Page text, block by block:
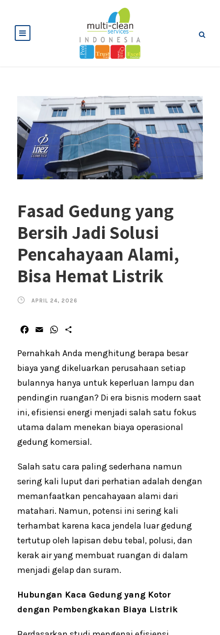
Fasad Gedung yang
Bersih Jadi Solusi
Pencahayaan Alami,
Bisa Hemat Listrik
APRIL 24, 2026
c
b
o
o
a
l
W
s
A
p
a
e
Pernahkah Anda menghitung berapa besar
biaya yang dikeluarkan perusahaan setiap
bulannya hanya untuk keperluan lampu dan
pendingin ruangan? Di era bisnis modern saat
ini, efisiensi energi menjadi salah satu fokus
utama dalam menekan biaya operasional
gedung komersial.
Salah satu cara paling sederhana namun
sering kali luput dari perhatian adalah dengan
memanfaatkan pencahayaan alami dari
matahari. Namun, potensi ini sering kali
terhambat karena kaca jendela luar gedung
tertutup oleh lapisan debu tebal, polusi, dan
kerak air yang membuat ruangan di dalam
menjadi gelap dan suram.
Hubungan Kaca Gedung yang Kotor
dengan Pembengkakan Biaya Listrik